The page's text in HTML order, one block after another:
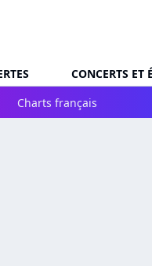
CONCERTS ET
Charts français